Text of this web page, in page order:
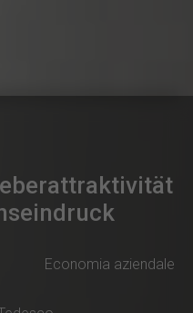
Economia aziendale